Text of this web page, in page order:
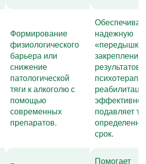
Формирование
физиологического
барьера или
снижение
патологической
тяги к алкоголю с
помощью
современных
препаратов.
надежную
закрепления
результатов
эффективно
подавляет
срок.
Помогает